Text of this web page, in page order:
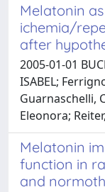
Melatonin
ichemia/
after
2005-01-01
ISABEL;
Guarnaschelli,
Eleonora;
Melatonin
function in
and